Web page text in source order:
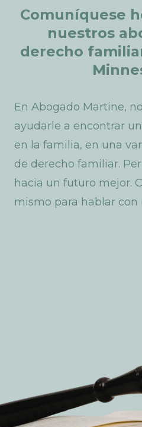
Comuníquese
nuestros
derecho
En Abogado Martine,
ayudarle a encontrar
en la familia, en una
de derecho familiar.
hacia un futuro mejor.
mismo para hablar con